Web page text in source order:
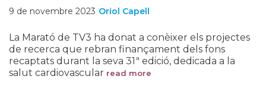
Oriol Capell
9 de novembre 2023
La Marató de TV3 ha donat a conèixer els projectes
de recerca que rebran finançament dels fons
recaptats durant la seva 31ª edició, dedicada a la
salut cardiovascular read more